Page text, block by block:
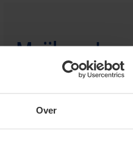
Over
Meijburg
Freerk
Partner